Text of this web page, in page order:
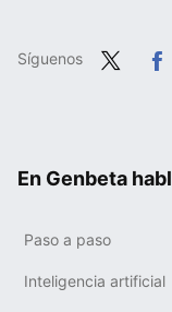
Síguenos
En Genbeta
Paso a paso
Inteligencia artificial